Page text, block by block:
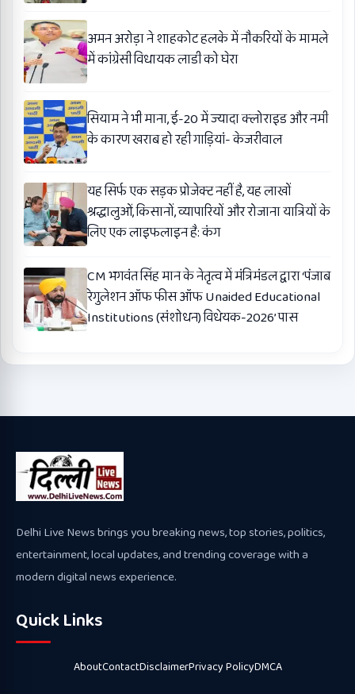
अमन अरोड़ा ने शाहकोट हलके में नौकरियों के मामले
में कांग्रेसी विधायक लाडी को घेरा
सियाम ने भी माना, ई-20 में ज्यादा क्लोराइड और नमी
के कारण खराब हो रही गाड़ियां- केजरीवाल
यह सिर्फ एक सड़क प्रोजेक्ट नहीं है, यह लाखों
श्रद्धालुओं, किसानों, व्यापारियों और रोजाना यात्रियों के
लिए एक लाइफलाइन है: कंग
CM भगवंत सिंह मान के नेतृत्व में मंत्रिमंडल द्वारा ‘पंजाब
रेगुलेशन ऑफ फीस ऑफ Unaided Educational
Institutions (संशोधन) विधेयक-2026’ पास
Delhi Live News brings you breaking news, top stories, politics,
entertainment, local updates, and trending coverage with a
modern digital news experience.
Quick Links
AboutContactDisclaimerPrivacy PolicyDMCA